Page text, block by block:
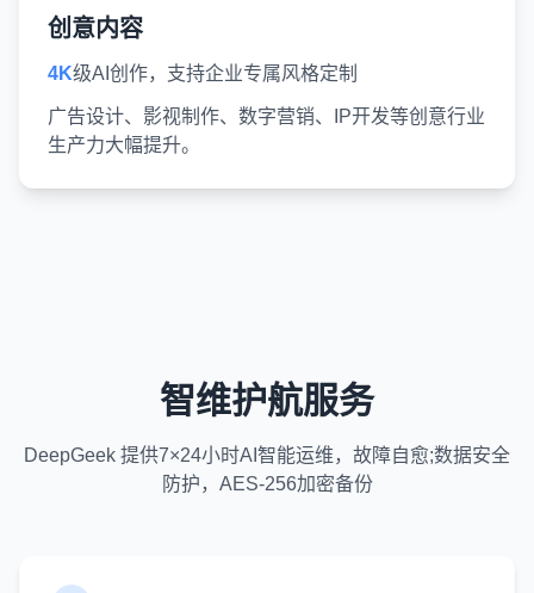
创意内容
4K级AI创作，支持企业专属风格定制
广告设计、影视制作、数字营销、IP开发等创意行业
生产力大幅提升。
智维护航服务
DeepGeek 提供7×24小时AI智能运维，故障自愈;数据安全
防护，AES-256加密备份